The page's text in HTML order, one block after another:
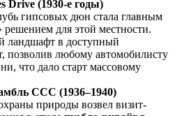
Drive (1930-е годы)
гипсовых дюн стала главным
решением для этой местности.
ландшафт в доступный
позволив любому автомобилисту
что дало старт массовому
CCC (1936–1940)
природы возвел визит-